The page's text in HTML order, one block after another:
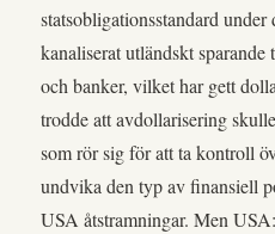
statsobligationsstandard under
kanaliserat utländskt
och banker, vilket har gett
trodde att avdollarisering
som rör sig för att ta kontroll
undvika den typ av finansiell
USA åtstramningar. Men